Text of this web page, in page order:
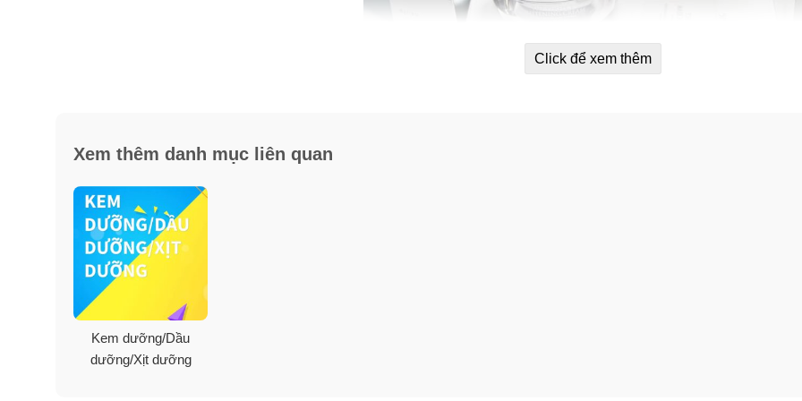
Công dụng hủ Kem kim cương trắng da Camiane The Perfect
Care System)
Dưỡng trắng vượt trội, bật tone da hiệu quả ngay sau lần đầu sử dụng.
Phục hồi cấu trúc da, giảm sắc tố Melanin, tàn nhang…
Giúp trẻ hóa làn da, đánh bay thâm nám, đẩy lùi nếp nhăn.
Click để xem thêm
Xem thêm danh mục liên quan
Kem dưỡng/Dầu
dưỡng/Xịt dưỡng